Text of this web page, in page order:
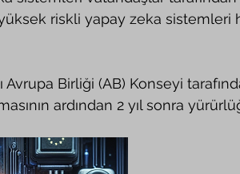
riskli yapay zeka sistemleri
ardından 2 yıl sonra